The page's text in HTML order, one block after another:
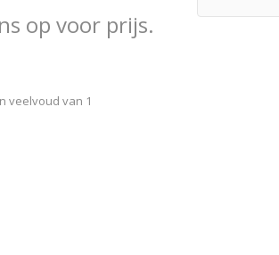
op voor prijs.
veelvoud van 1